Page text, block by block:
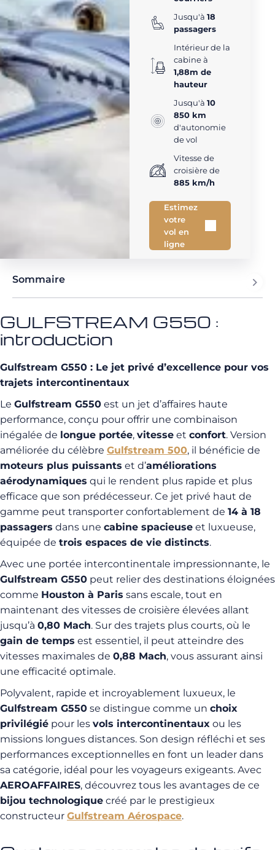
Jusqu'à 18
passagers
Intérieur de la
cabine à
1,88m de
hauteur
Jusqu'à 10
850 km
d'autonomie
de vol
Vitesse de
croisière de
885 km/h
Estimez
votre
vol en
ligne
Sommaire
GULFSTREAM G550 :
introduction
Gulfstream G550 : Le jet privé d’excellence pour vos
trajets intercontinentaux
Le Gulfstream G550 est un jet d’affaires haute
performance, conçu pour offrir une combinaison
inégalée de longue portée, vitesse et confort. Version
améliorée du célèbre Gulfstream 500, il bénéficie de
moteurs plus puissants et d’améliorations
aérodynamiques qui le rendent plus rapide et plus
efficace que son prédécesseur. Ce jet privé haut de
gamme peut transporter confortablement de 14 à 18
passagers dans une cabine spacieuse et luxueuse,
équipée de trois espaces de vie distincts.
Avec une portée intercontinentale impressionnante, le
Gulfstream G550 peut relier des destinations éloignées
comme Houston à Paris sans escale, tout en
maintenant des vitesses de croisière élevées allant
jusqu’à 0,80 Mach. Sur des trajets plus courts, où le
gain de temps est essentiel, il peut atteindre des
vitesses maximales de 0,88 Mach, vous assurant ainsi
une efficacité optimale.
Polyvalent, rapide et incroyablement luxueux, le
Gulfstream G550 se distingue comme un choix
privilégié pour les vols intercontinentaux ou les
missions longues distances. Son design réfléchi et ses
performances exceptionnelles en font un leader dans
sa catégorie, idéal pour les voyageurs exigeants. Avec
AEROAFFAIRES, découvrez tous les avantages de ce
bijou technologique créé par le prestigieux
constructeur Gulfstream Aérospace.